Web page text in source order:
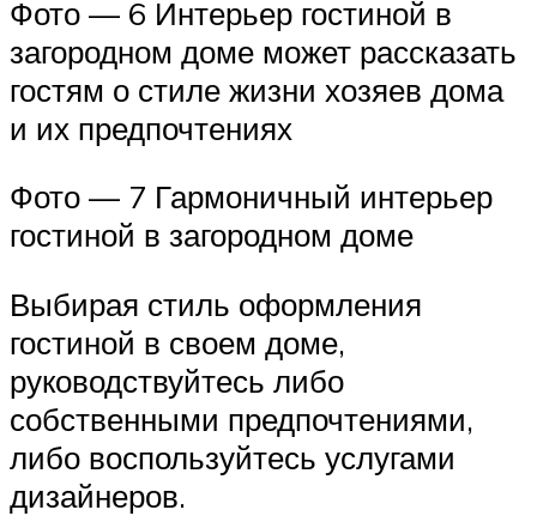
Фото — 6 Интерьер гостиной в
загородном доме может рассказать
гостям о стиле жизни хозяев дома
и их предпочтениях
Фото — 7 Гармоничный интерьер
гостиной в загородном доме
Выбирая стиль оформления
гостиной в своем доме,
руководствуйтесь либо
собственными предпочтениями,
либо воспользуйтесь услугами
дизайнеров.